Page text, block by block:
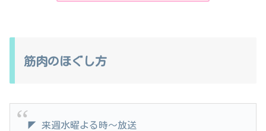
筋肉のほぐし方
◤ 来週水曜よる時～放送